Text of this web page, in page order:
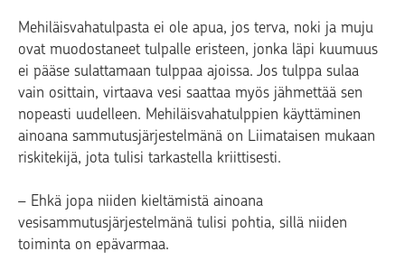
Mehiläisvahatulpasta ei ole apua, jos terva, noki ja muju
ovat muodostaneet tulpalle eristeen, jonka läpi kuumuus
ei pääse sulattamaan tulppaa ajoissa. Jos tulppa sulaa
vain osittain, virtaava vesi saattaa myös jähmettää sen
nopeasti uudelleen. Mehiläisvahatulppien käyttäminen
ainoana sammutusjärjestelmänä on Liimataisen mukaan
riskitekijä, jota tulisi tarkastella kriittisesti.
– Ehkä jopa niiden kieltämistä ainoana
vesisammutusjärjestelmänä tulisi pohtia, sillä niiden
toiminta on epävarmaa.